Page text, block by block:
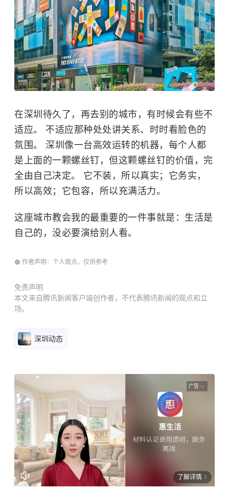
在深圳待久了，再去别的城市，有时候会有些不
适应。 不适应那种处处讲关系、时时看脸色的
氛围。 深圳像一台高效运转的机器，每个人都
是上面的一颗螺丝钉，但这颗螺丝钉的价值，完
全由自己决定。 它不装，所以真实；它务实，
所以高效；它包容，所以充满活力。
这座城市教会我的最重要的一件事就是：生活是
自己的，没必要演给别人看。
作者声明：个人观点，仅供参考
免责声明
本文来自腾讯新闻客户端创作者，不代表腾讯新闻的观点和立
场。
深圳动态
广告
了解详情